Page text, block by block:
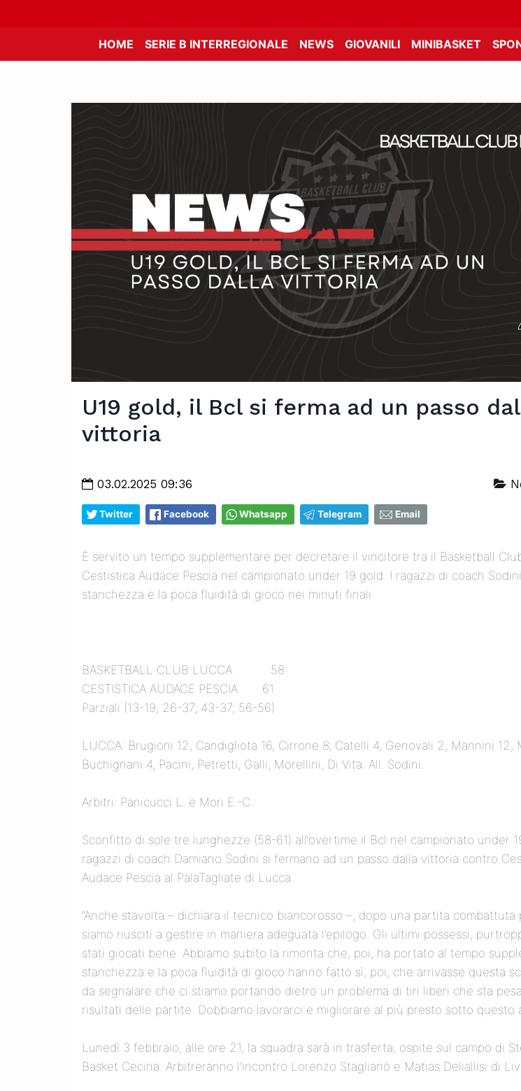
HOME SERIE B INTERREGIONALE NEWS GIOVANILI MINIBASKET
U19 gold, il Bcl si ferma ad un passo
vittoria
03.02.2025 09:36
Twitter Facebook Whatsapp Telegram Email
È servito un tempo supplementare per decretare il vincitore tra il Basketball
Cestistica Audace Pescia nel campionato under 19 gold. I ragazzi di coach
stanchezza e la poca fluidità di gioco nei minuti finali
BASKETBALL CLUB LUCCA 58
CESTISTICA AUDACE PESCIA 61
Parziali (13-19; 26-37; 43-37; 56-56)
LUCCA: Brugioni 12, Candigliota 16, Cirrone 8, Catelli 4, Genovali 2, Mannini 12,
Buchignani 4, Pacini, Petretti, Galli, Morellini, Di Vita. All. Sodini.
Arbitri: Panicucci L. e Mori E.-C.
Sconfitto di sole tre lunghezze (58-61) all’overtime il Bcl nel campionato under
ragazzi di coach Damiano Sodini si fermano ad un passo dalla vittoria contro
Audace Pescia al PalaTagliate di Lucca.
“Anche stavolta – dichiara il tecnico biancorosso –, dopo una partita combattuta
siamo riusciti a gestire in maniera adeguata l’epilogo. Gli ultimi possessi,
stati giocati bene. Abbiamo subito la rimonta che, poi, ha portato al tempo
stanchezza e la poca fluidità di gioco hanno fatto sì, poi, che arrivasse questa
da segnalare che ci stiamo portando dietro un problema di tiri liberi che sta
risultati delle partite. Dobbiamo lavorarci e migliorare al più presto sotto questo
Lunedì 3 febbraio, alle ore 21, la squadra sarà in trasferta, ospite sul campo di
Basket Cecina. Arbitreranno l’incontro Lorenzo Staglianò e Matias Deliallisi di